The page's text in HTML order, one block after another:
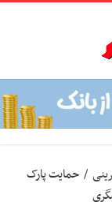
/ حمایت پارک